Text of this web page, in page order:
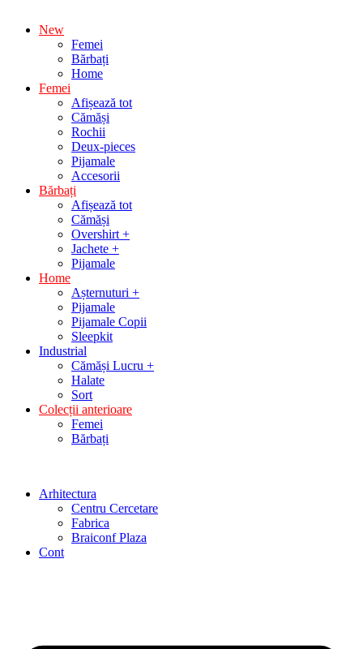
New
Femei
Bărbați
Home
Femei
Afișează tot
Cămăși
Rochii
Deux-pieces
Pijamale
Accesorii
Bărbați
Afișează tot
Cămăși
Overshirt +
Jachete +
Pijamale
Home
Așternuturi +
Pijamale
Pijamale Copii
Sleepkit
Industrial
Cămăși Lucru +
Halate
Sort
Colecții anterioare
Femei
Bărbați
Arhitectura
Centru Cercetare
Fabrica
Braiconf Plaza
Cont